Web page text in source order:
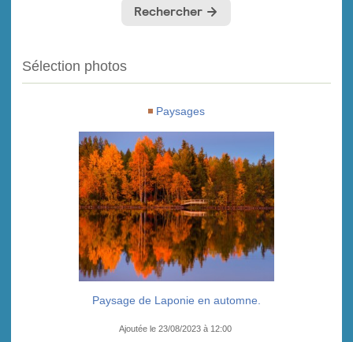
Sélection photos
Paysages
Paysage de Laponie en automne.
Ajoutée le 23/08/2023 à 12:00